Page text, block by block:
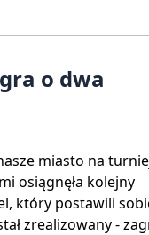
o dwa
miasto na
osiągnęła kolejny
który postawili
zrealizowany -